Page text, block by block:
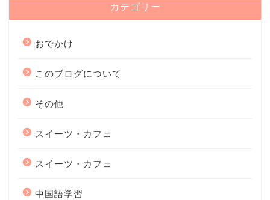
カテゴリー
おでかけ
このブログについて
その他
スイーツ・カフェ
スイーツ・カフェ
中国語学習